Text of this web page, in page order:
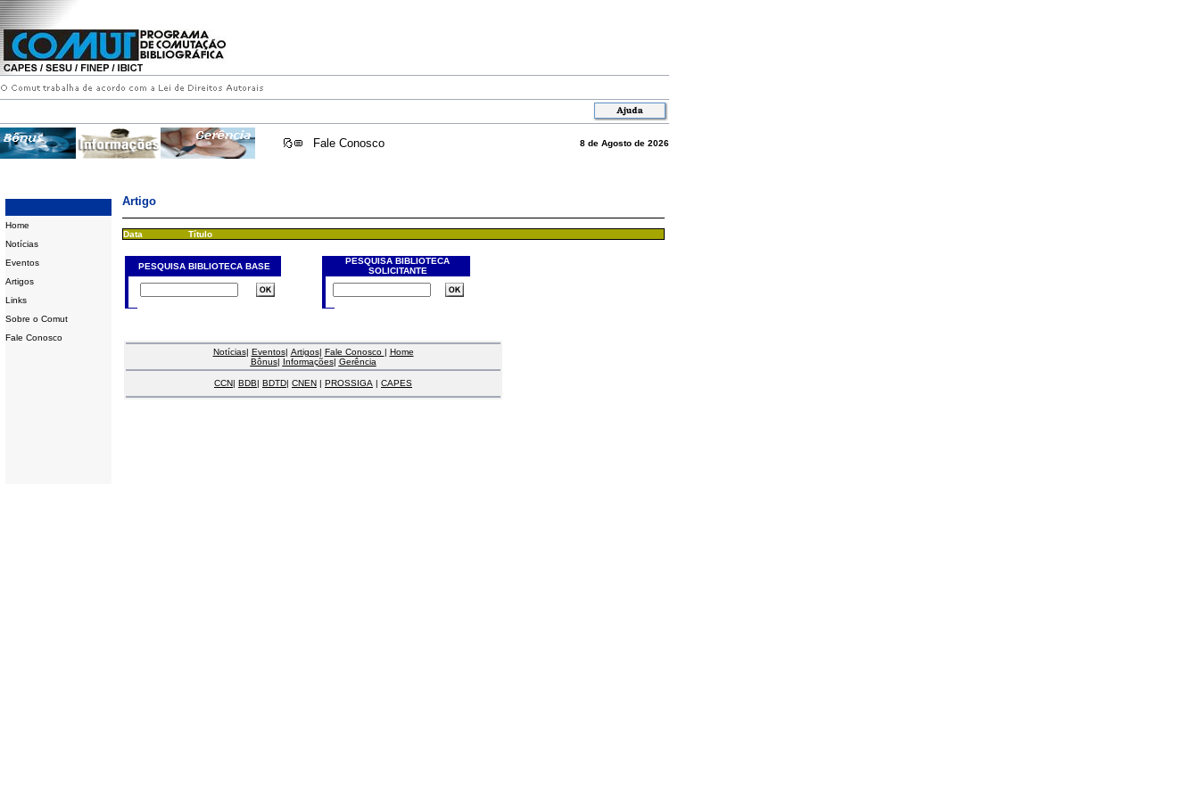
Fale Conosco 8 de Agosto de 2026
Home
Notícias
Eventos
Artigos
Links
Sobre o Comut
Fale Conosco
Artigo
Data Título
PESQUISA BIBLIOTECA BASE
PESQUISA BIBLIOTECA
SOLICITANTE
Notícias| Eventos| Artigos| Fale Conosco | Home
Bônus| Informações| Gerência
CCN| BDB| BDTD| CNEN | PROSSIGA | CAPES